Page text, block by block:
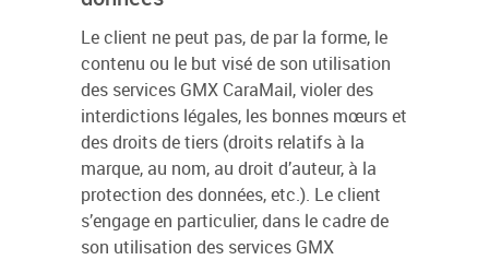
Le client ne peut pas, de par la forme, le
contenu ou le but visé de son utilisation
des services GMX CaraMail, violer des
interdictions légales, les bonnes mœurs et
des droits de tiers (droits relatifs à la
marque, au nom, au droit d’auteur, à la
protection des données, etc.). Le client
s’engage en particulier, dans le cadre de
son utilisation des services GMX